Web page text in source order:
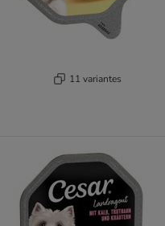
11 variantes